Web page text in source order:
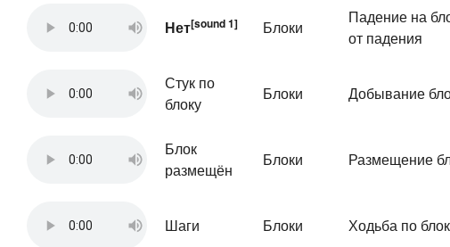
Нет[sound 1] Блоки
Падение на
от падения
Стук по
блоку
Блоки Добывание
Блок
размещён
Блоки Размещение
Шаги Блоки Ходьба по